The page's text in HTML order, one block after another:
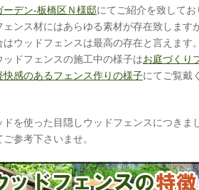
ーデン-板橋区Ｎ様邸にてご紹介を致してお
ェンス材にはあらゆる素材が存在致しま
はウッドフェンスは最高の存在と言えます。
ッドフェンスの施工中の様子はお庭づくり
快感のあるフェンス作りの様子にてご覧戴
ドを使った目隠しウッドフェンスにつきま
参考下さいませ。